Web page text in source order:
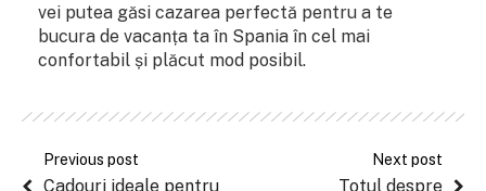
vei putea găsi cazarea perfectă pentru a te
bucura de vacanța ta în Spania în cel mai
confortabil și plăcut mod posibil.
Previous post
Cadouri ideale pentru
Next post
Totul despre